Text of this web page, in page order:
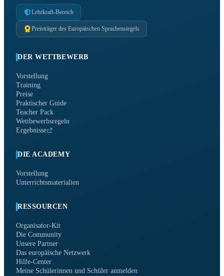
Lehrkraft-Bereich
Preisträger des Europäischen Sprachensiegels
DER WETTBEWERB
Vorstellung
Training
Preise
Praktischer Guide
Teacher Pack
Wettbewerbsregeln
Ergebnisse
DIE ACADEMY
Vorstellung
Unterrichtsmaterialien
RESSOURCEN
Organisator-Kit
Die Community
Unsere Partner
Das europäische Netzwerk
Hilfe-Center
Meine Schülerinnen und Schüler anmelden